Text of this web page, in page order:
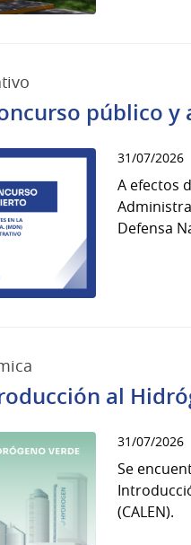
público y
31/07/2026
A efectos
Defensa
al
31/07/2026
Se
(CALEN).